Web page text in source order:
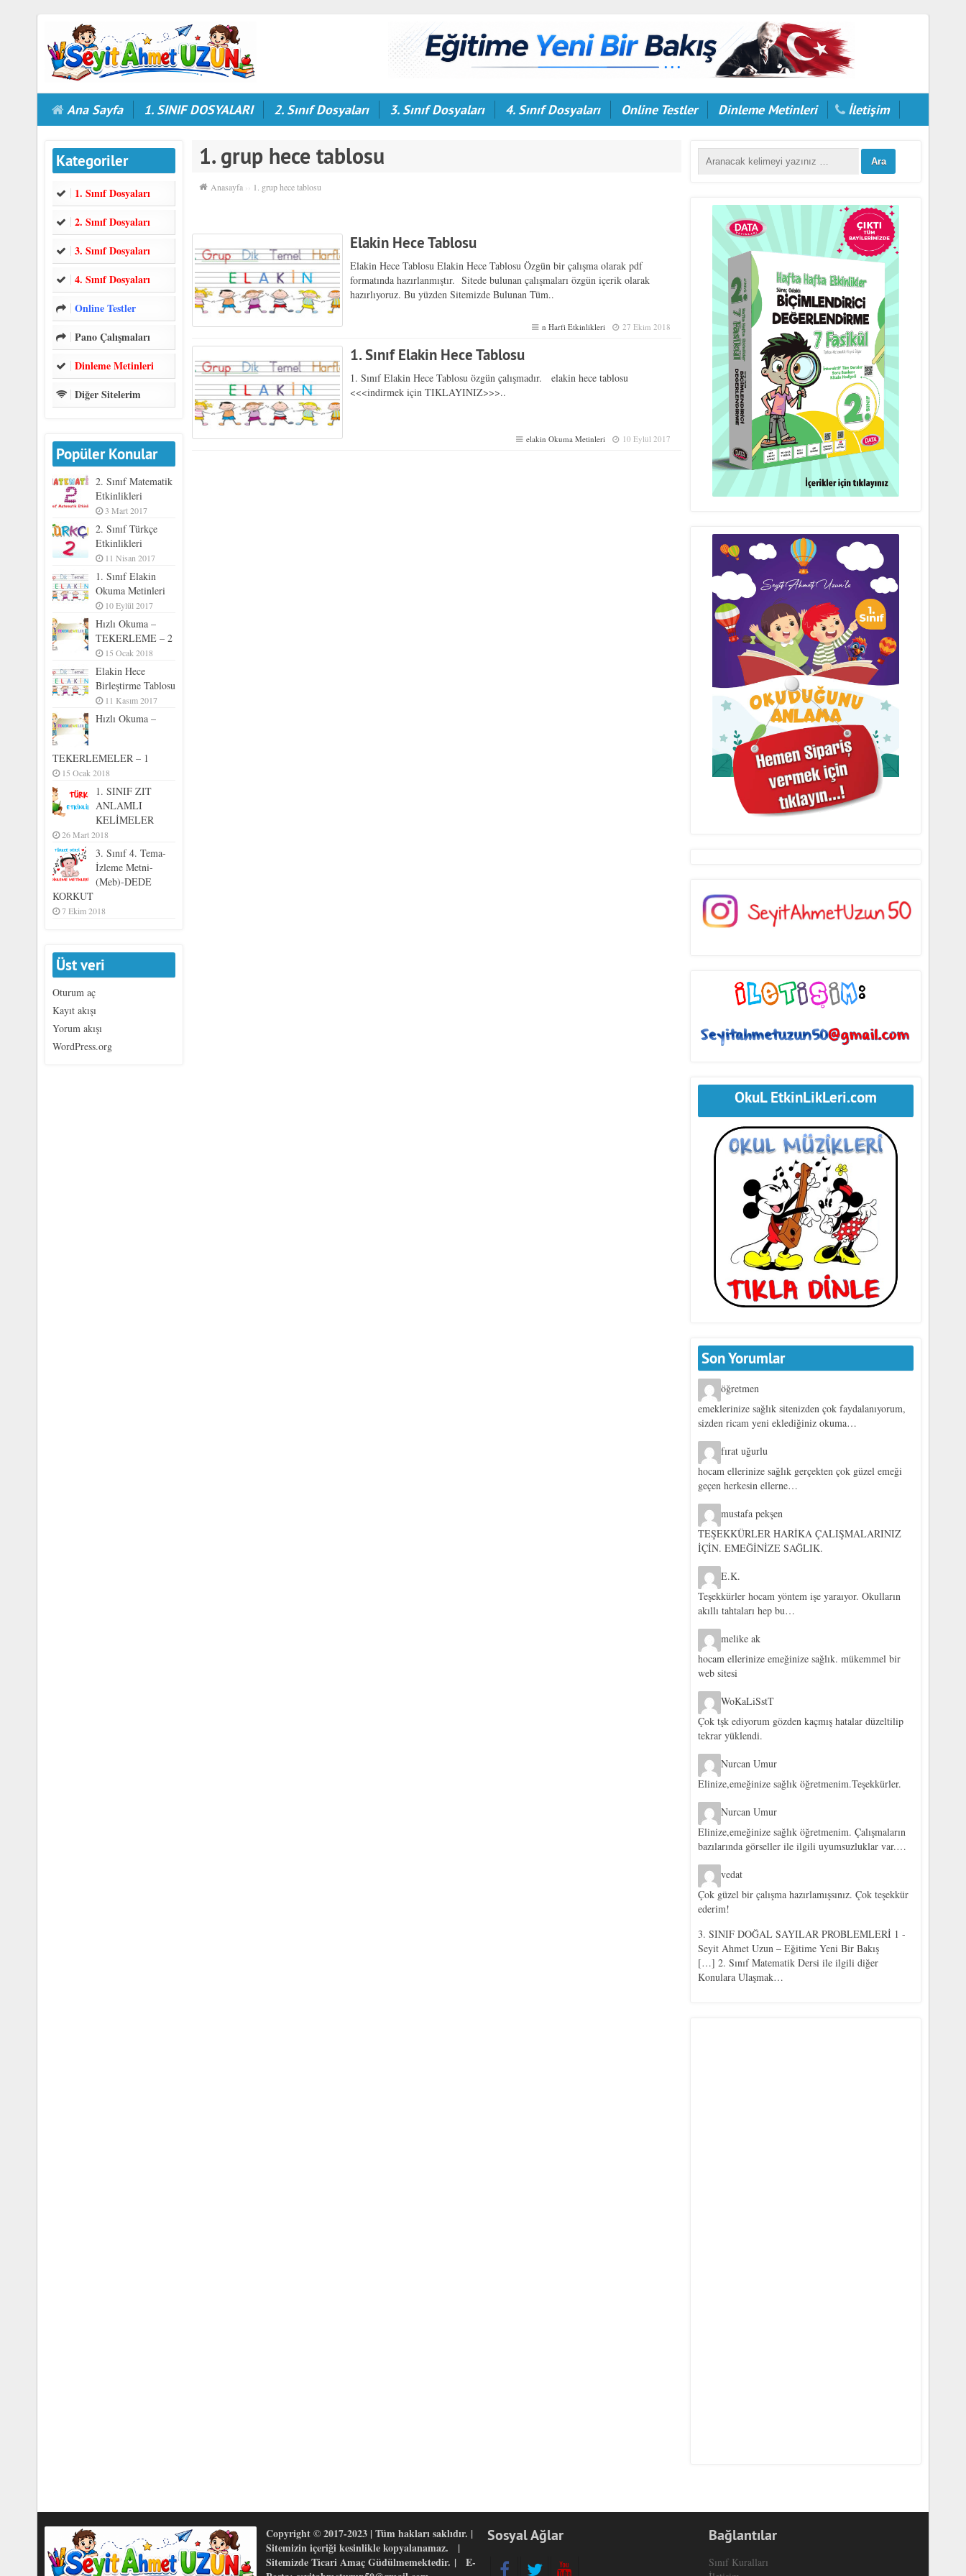
Ana Sayfa 1. SINIF DOSYALARI 2. Sınıf Dosyaları 3. Sınıf Dosyaları 4. Sınıf Dosyaları Online Testler Dinleme Metinleri İletişim
Kategoriler
1. Sınıf Dosyaları
2. Sınıf Dosyaları
3. Sınıf Dosyaları
4. Sınıf Dosyaları
Online Testler
Pano Çalışmaları
Dinleme Metinleri
Diğer Sitelerim
Popüler Konular
2. Sınıf Matematik
Etkinlikleri
3 Mart 2017
2. Sınıf Türkçe
Etkinlikleri
11 Nisan 2017
1. Sınıf Elakin
Okuma Metinleri
10 Eylül 2017
Hızlı Okuma –
TEKERLEME – 2
15 Ocak 2018
Elakin Hece
Birleştirme Tablosu
11 Kasım 2017
Hızlı Okuma –
TEKERLEMELER – 1
15 Ocak 2018
1. SINIF ZIT
ANLAMLI
KELİMELER
26 Mart 2018
3. Sınıf 4. Tema-
İzleme Metni-
(Meb)-DEDE
KORKUT
7 Ekim 2018
Üst veri
Oturum aç
Kayıt akışı
Yorum akışı
WordPress.org
1. grup hece tablosu
Anasayfa ›› 1. grup hece tablosu
Elakin Hece Tablosu
Elakin Hece Tablosu Elakin Hece Tablosu Özgün bir çalışma olarak pdf
formatında hazırlanmıştır. Sitede bulunan çalışmaları özgün içerik olarak
hazırlıyoruz. Bu yüzden Sitemizde Bulunan Tüm..
n Harfi Etkinlikleri 27 Ekim 2018
1. Sınıf Elakin Hece Tablosu
1. Sınıf Elakin Hece Tablosu özgün çalışmadır. elakin hece tablosu
<<<indirmek için TIKLAYINIZ>>>..
elakin Okuma Metinleri 10 Eylül 2017
OkuL EtkinLikLeri.com
Son Yorumlar
öğretmen
emeklerinize sağlık sitenizden çok faydalanıyorum,
sizden ricam yeni eklediğiniz okuma…
fırat uğurlu
hocam ellerinize sağlık gerçekten çok güzel emeği
geçen herkesin ellerne…
mustafa pekşen
TEŞEKKÜRLER HARİKA ÇALIŞMALARINIZ
İÇİN. EMEĞİNİZE SAĞLIK.
E.K.
Teşekkürler hocam yöntem işe yaraıyor. Okulların
akıllı tahtaları hep bu…
melike ak
hocam ellerinize emeğinize sağlık. mükemmel bir
web sitesi
WoKaLiSstT
Çok tşk ediyorum gözden kaçmış hatalar düzeltilip
tekrar yüklendi.
Nurcan Umur
Elinize,emeğinize sağlık öğretmenim.Teşekkürler.
Nurcan Umur
Elinize,emeğinize sağlık öğretmenim. Çalışmaların
bazılarında görseller ile ilgili uyumsuzluklar var.…
vedat
Çok güzel bir çalışma hazırlamışsınız. Çok teşekkür
ederim!
3. SINIF DOĞAL SAYILAR PROBLEMLERİ 1 -
Seyit Ahmet Uzun – Eğitime Yeni Bir Bakış
[…] 2. Sınıf Matematik Dersi ile ilgili diğer
Konulara Ulaşmak…
Copyright © 2017-2023 | Tüm hakları saklıdır. |
Sitemizin içeriği kesinlikle kopyalanamaz. |
Sitemizde Ticari Amaç Güdülmemektedir. | E-
Sosyal Ağlar Bağlantılar
Sınıf Kuralları